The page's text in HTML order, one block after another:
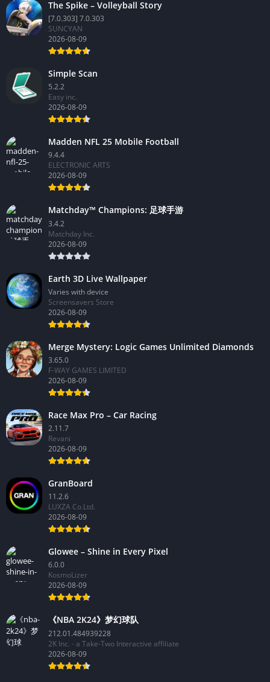
The Spike – Volleyball Story
[7.0.303] 7.0.303
SUNCYAN
2026-08-09
Simple Scan
5.2.2
Easy inc.
2026-08-09
Madden NFL 25 Mobile Football
9.4.4
ELECTRONIC ARTS
2026-08-09
Matchday™ Champions: 足球手游
3.4.2
Matchday Inc.
2026-08-09
Earth 3D Live Wallpaper
Varies with device
Screensavers Store
2026-08-09
Merge Mystery: Logic Games Unlimited Diamonds
3.65.0
F-WAY GAMES LIMITED
2026-08-09
Race Max Pro – Car Racing
2.11.7
Revani
2026-08-09
GranBoard
11.2.6
LUXZA Co.Ltd.
2026-08-09
Glowee – Shine in Every Pixel
6.0.0
KosmoLizer
2026-08-09
《NBA 2K24》梦幻球队
212.01.484939228
2K Inc. - a Take-Two Interactive affiliate
2026-08-09